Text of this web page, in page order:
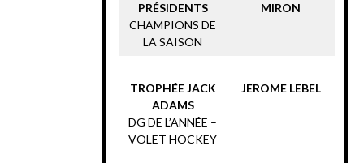
PRÉSIDENTS
CHAMPIONS DE
LA SAISON
MIRON
TROPHÉE JACK
ADAMS
DG DE L’ANNÉE –
VOLET HOCKEY
JEROME LEBEL